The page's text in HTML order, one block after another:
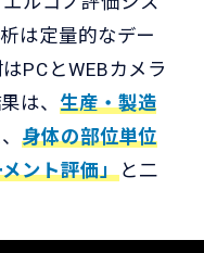
は定量的なデー
PCとWEBカメラ
は、生産・製造
、身体の部位単位
ント評価」と二